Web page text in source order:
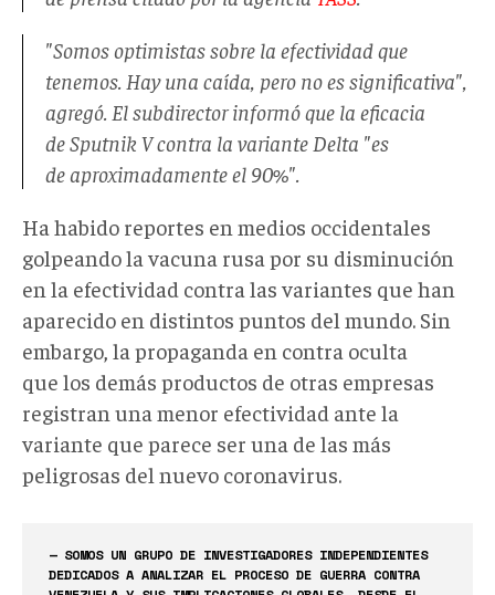
"Somos optimistas sobre la efectividad que
tenemos. Hay una caída, pero no es significativa",
agregó. El subdirector informó que la eficacia
de Sputnik V contra la variante Delta "es
de aproximadamente el 90%".
Ha habido reportes en medios occidentales
golpeando la vacuna rusa por su disminución
en la efectividad contra las variantes que han
aparecido en distintos puntos del mundo. Sin
embargo, la propaganda en contra oculta
que los demás productos de otras empresas
registran una menor efectividad ante la
variante que parece ser una de las más
peligrosas del nuevo coronavirus.
— SOMOS UN GRUPO DE INVESTIGADORES INDEPENDIENTES
DEDICADOS A ANALIZAR EL PROCESO DE GUERRA CONTRA